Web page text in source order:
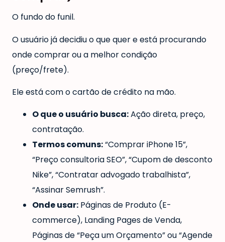
O fundo do funil.
O usuário já decidiu o que quer e está procurando
onde comprar ou a melhor condição
(preço/frete).
Ele está com o cartão de crédito na mão.
O que o usuário busca:Ação direta, preço,
contratação.
Termos comuns:“Comprar iPhone 15”,
“Preço consultoria SEO”, “Cupom de desconto
Nike”, “Contratar advogado trabalhista”,
“Assinar Semrush”.
Onde usar: Páginas de Produto (E-
commerce), Landing Pages de Venda,
Páginas de “Peça um Orçamento” ou “Agende